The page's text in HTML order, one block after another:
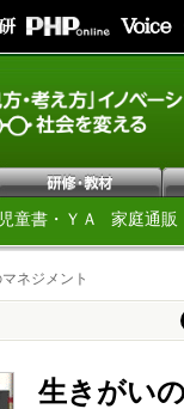
児童書・ＹＡ 家庭通販
ネジメント
生きがい